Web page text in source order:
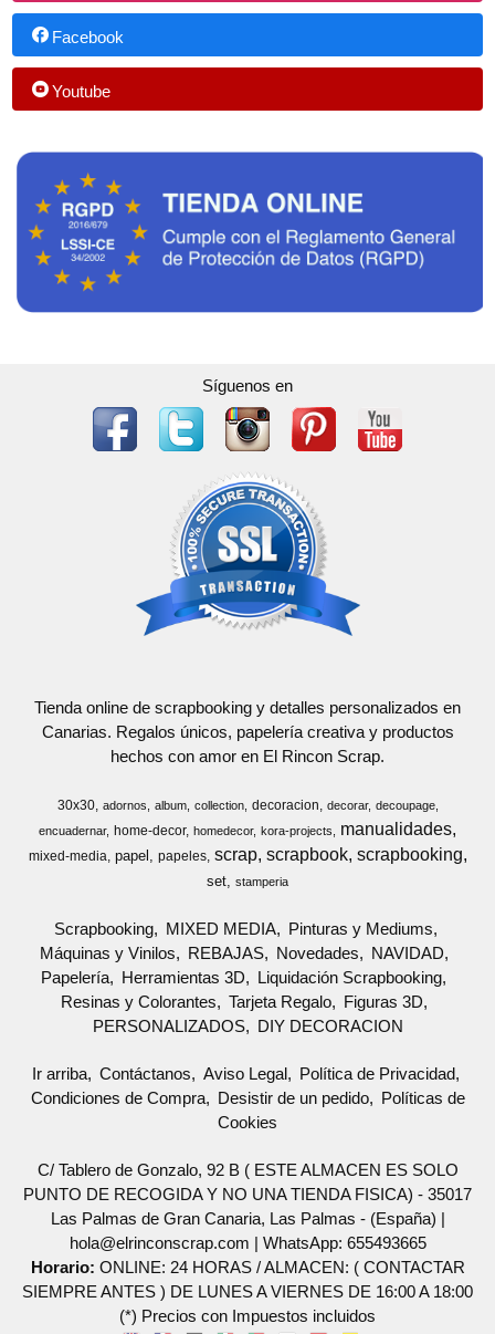
Facebook
Youtube
Síguenos en
Tienda online de scrapbooking y detalles personalizados en
Canarias. Regalos únicos, papelería creativa y productos
hechos con amor en El Rincon Scrap.
30x30 adornos album collection decoracion decorar
decoupage
encuadernar
home-decor homedecor kora-projects manualidades
mixed-media papel papeles scrap scrapbook scrapbooking
set stamperia
Scrapbooking MIXED MEDIA
Pinturas y Mediums
Máquinas y Vinilos
REBAJAS Novedades
NAVIDAD
Papelería
Herramientas 3D
Liquidación Scrapbooking
Resinas y Colorantes
Tarjeta Regalo
Figuras 3D
PERSONALIZADOS
DIY DECORACION
Ir arriba Contáctanos Aviso Legal
Política de Privacidad
Condiciones de Compra
Desistir de un pedido
Políticas de
Cookies
C/ Tablero de Gonzalo, 92 B ( ESTE ALMACEN ES SOLO
PUNTO DE RECOGIDA Y NO UNA TIENDA FISICA) - 35017
Las Palmas de Gran Canaria, Las Palmas - (España) |
hola@elrinconscrap.com | WhatsApp: 655493665
Horario: ONLINE: 24 HORAS / ALMACEN: ( CONTACTAR
SIEMPRE ANTES ) DE LUNES A VIERNES DE 16:00 A 18:00
(*) Precios con Impuestos incluidos